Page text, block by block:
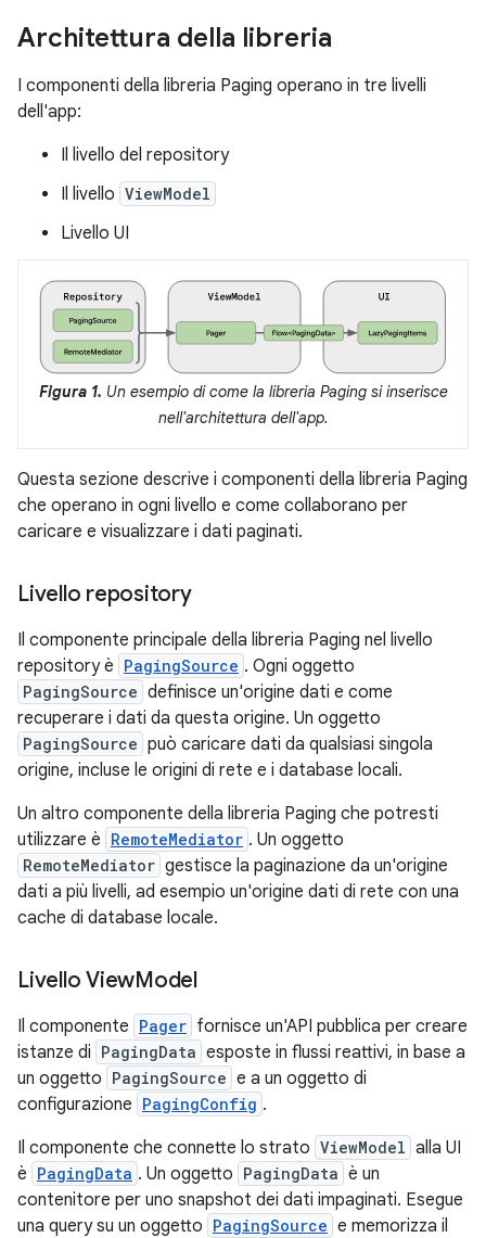
Architettura della libreria
I componenti della libreria Paging operano in tre livelli
dell'app:
Il livello del repository
Il livello ViewModel
Livello UI
Figura 1. Un esempio di come la libreria Paging si inserisce
nell'architettura dell'app.
Questa sezione descrive i componenti della libreria Paging
che operano in ogni livello e come collaborano per
caricare e visualizzare i dati paginati.
Livello repository
Il componente principale della libreria Paging nel livello
repository è PagingSource . Ogni oggetto
PagingSource definisce un'origine dati e come
recuperare i dati da questa origine. Un oggetto
PagingSource può caricare dati da qualsiasi singola
origine, incluse le origini di rete e i database locali.
Un altro componente della libreria Paging che potresti
utilizzare è RemoteMediator . Un oggetto
RemoteMediator gestisce la paginazione da un'origine
dati a più livelli, ad esempio un'origine dati di rete con una
cache di database locale.
Livello ViewModel
Il componente Pager fornisce un'API pubblica per creare
istanze di PagingData esposte in flussi reattivi, in base a
un oggetto PagingSource e a un oggetto di
configurazione PagingConfig .
Il componente che connette lo strato ViewModel alla UI
è PagingData . Un oggetto PagingData è un
contenitore per uno snapshot dei dati impaginati. Esegue
una query su un oggetto PagingSource e memorizza il